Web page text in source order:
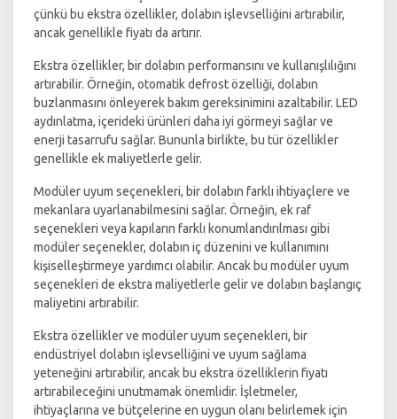
çünkü bu ekstra özellikler, dolabın işlevselliğini artırabilir,
ancak genellikle fiyatı da artırır.
Ekstra özellikler, bir dolabın performansını ve kullanışlılığını
artırabilir. Örneğin, otomatik defrost özelliği, dolabın
buzlanmasını önleyerek bakım gereksinimini azaltabilir. LED
aydınlatma, içerideki ürünleri daha iyi görmeyi sağlar ve
enerji tasarrufu sağlar. Bununla birlikte, bu tür özellikler
genellikle ek maliyetlerle gelir.
Modüler uyum seçenekleri, bir dolabın farklı ihtiyaçlere ve
mekanlara uyarlanabilmesini sağlar. Örneğin, ek raf
seçenekleri veya kapıların farklı konumlandırılması gibi
modüler seçenekler, dolabın iç düzenini ve kullanımını
kişiselleştirmeye yardımcı olabilir. Ancak bu modüler uyum
seçenekleri de ekstra maliyetlerle gelir ve dolabın başlangıç
maliyetini artırabilir.
Ekstra özellikler ve modüler uyum seçenekleri, bir
endüstriyel dolabın işlevselliğini ve uyum sağlama
yeteneğini artırabilir, ancak bu ekstra özelliklerin fiyatı
artırabileceğini unutmamak önemlidir. İşletmeler,
ihtiyaçlarına ve bütçelerine en uygun olanı belirlemek için